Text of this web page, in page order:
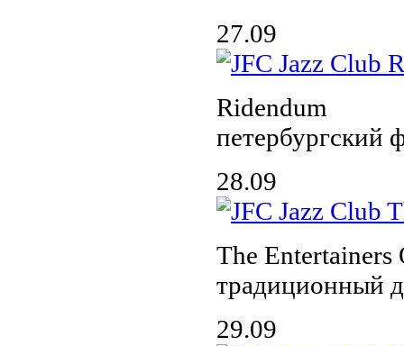
27.09
Ridendum
петербургский
28.09
The Entertainers
традиционный
29.09